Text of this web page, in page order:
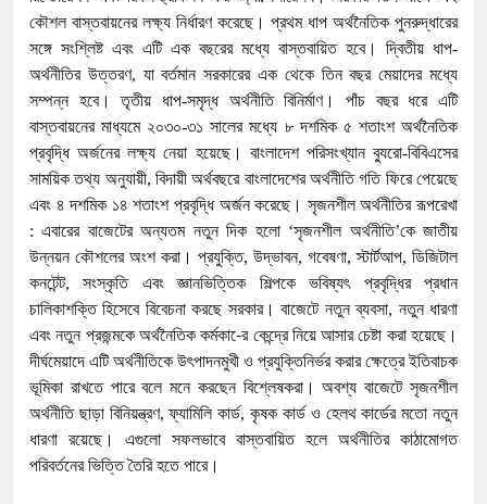
কৌশল বাস্তবায়নের লক্ষ্য নির্ধারণ করেছে। প্রথম ধাপ অর্থনৈতিক পুনরুদ্ধারের
সঙ্গে সংশ্লিষ্ট এবং এটি এক বছরের মধ্যে বাস্তবায়িত হবে। দ্বিতীয় ধাপ-
অর্থনীতির উত্তরণ, যা বর্তমান সরকারের এক থেকে তিন বছর মেয়াদের মধ্যে
সম্পন্ন হবে। তৃতীয় ধাপ-সমৃদ্ধ অর্থনীতি বিনির্মাণ। পাঁচ বছর ধরে এটি
বাস্তবায়নের মাধ্যমে ২০৩০-৩১ সালের মধ্যে ৮ দশমিক ৫ শতাংশ অর্থনৈতিক
প্রবৃদ্ধি অর্জনের লক্ষ্য নেয়া হয়েছে। বাংলাদেশ পরিসংখ্যান ব্যুরো-বিবিএসের
সাময়িক তথ্য অনুযায়ী, বিদায়ী অর্থবছরে বাংলাদেশের অর্থনীতি গতি ফিরে পেয়েছে
এবং ৪ দশমিক ১৪ শতাংশ প্রবৃদ্ধি অর্জন করেছে। সৃজনশীল অর্থনীতির রূপরেখা
: এবারের বাজেটের অন্যতম নতুন দিক হলো ‘সৃজনশীল অর্থনীতি’কে জাতীয়
উন্নয়ন কৌশলের অংশ করা। প্রযুক্তি, উদ্ভাবন, গবেষণা, স্টার্টআপ, ডিজিটাল
কনটেন্ট, সংস্কৃতি এবং জ্ঞানভিত্তিক শিল্পকে ভবিষ্যৎ প্রবৃদ্ধির প্রধান
চালিকাশক্তি হিসেবে বিবেচনা করছে সরকার। বাজেটে নতুন ব্যবসা, নতুন ধারণা
এবং নতুন প্রজন্মকে অর্থনৈতিক কর্মকা-ের কেন্দ্রে নিয়ে আসার চেষ্টা করা হয়েছে।
দীর্ঘমেয়াদে এটি অর্থনীতিকে উৎপাদনমুখী ও প্রযুক্তিনির্ভর করার ক্ষেত্রে ইতিবাচক
ভূমিকা রাখতে পারে বলে মনে করছেন বিশ্লেষকরা। অবশ্য বাজেটে সৃজনশীল
অর্থনীতি ছাড়া বিনিয়ন্ত্রণ, ফ্যামিলি কার্ড, কৃষক কার্ড ও হেলথ কার্ডের মতো নতুন
ধারণা রয়েছে। এগুলো সফলভাবে বাস্তবায়িত হলে অর্থনীতির কাঠামোগত
পরিবর্তনের ভিত্তি তৈরি হতে পারে।